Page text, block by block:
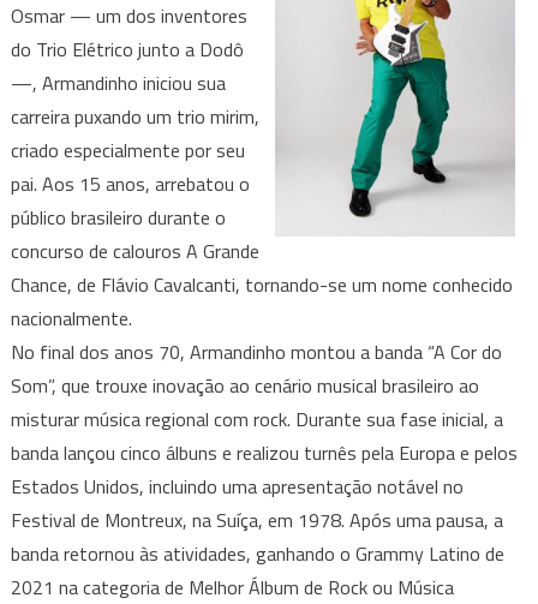
Osmar — um dos inventores
do Trio Elétrico junto a Dodô
—, Armandinho iniciou sua
carreira puxando um trio mirim,
criado especialmente por seu
pai. Aos 15 anos, arrebatou o
público brasileiro durante o
concurso de calouros A Grande
Chance, de Flávio Cavalcanti, tornando-se um nome conhecido
nacionalmente.
No final dos anos 70, Armandinho montou a banda “A Cor do
Som”, que trouxe inovação ao cenário musical brasileiro ao
misturar música regional com rock. Durante sua fase inicial, a
banda lançou cinco álbuns e realizou turnês pela Europa e pelos
Estados Unidos, incluindo uma apresentação notável no
Festival de Montreux, na Suíça, em 1978. Após uma pausa, a
banda retornou às atividades, ganhando o Grammy Latino de
2021 na categoria de Melhor Álbum de Rock ou Música